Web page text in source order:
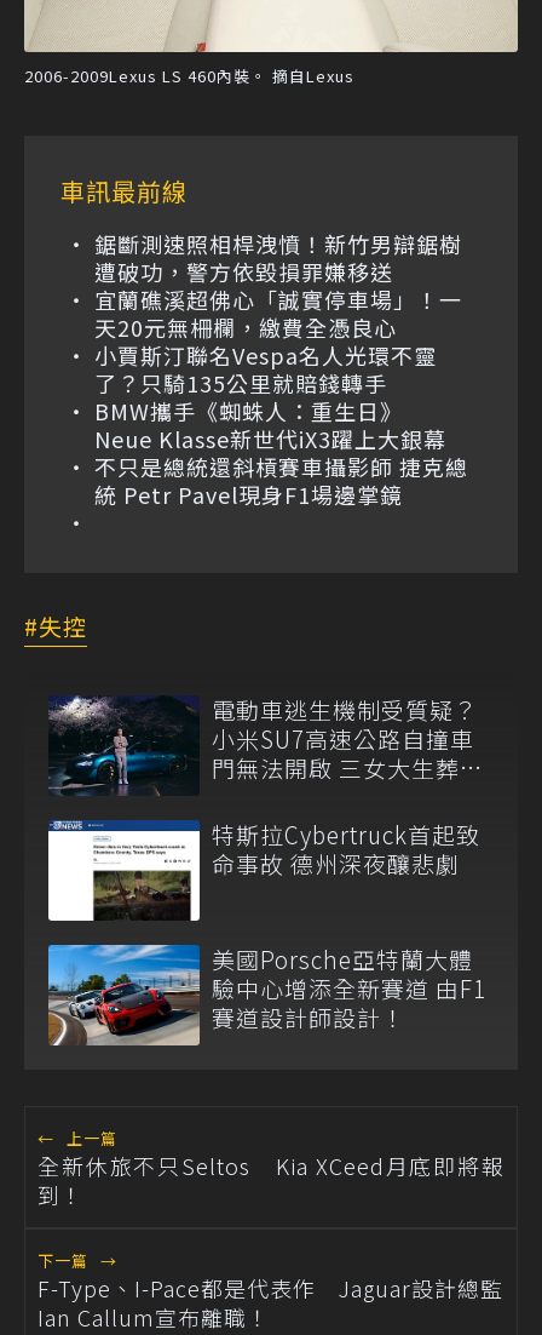
2006-2009Lexus LS 460內裝。 摘自Lexus
車訊最前線
鋸斷測速照相桿洩憤！新竹男辯鋸樹
遭破功，警方依毀損罪嫌移送
宜蘭礁溪超佛心「誠實停車場」！一
天20元無柵欄，繳費全憑良心
小賈斯汀聯名Vespa名人光環不靈
了？只騎135公里就賠錢轉手
BMW攜手《蜘蛛人：重生日》
Neue Klasse新世代iX3躍上大銀幕
不只是總統還斜槓賽車攝影師 捷克總
統 Petr Pavel現身F1場邊掌鏡
失控
電動車逃生機制受質疑？
小米SU7高速公路自撞車
門無法開啟 三女大生葬身
特斯拉Cybertruck首起致
命事故 德州深夜釀悲劇
美國Porsche亞特蘭大體
驗中心增添全新賽道 由F1
賽道設計師設計！
← 上一篇
全新休旅不只Seltos Kia XCeed月底即將報
到！
下一篇 →
F-Type、I-Pace都是代表作 Jaguar設計總監
Ian Callum宣布離職！